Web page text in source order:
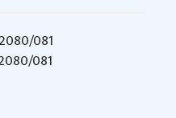
081
081